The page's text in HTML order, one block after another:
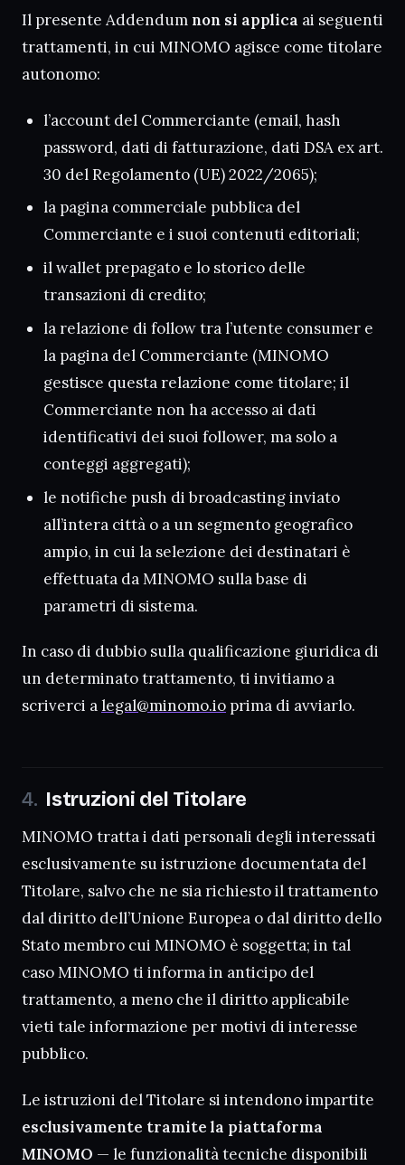
Il presente Addendum non si applica ai seguenti
trattamenti, in cui MINOMO agisce come titolare
autonomo:
l’account del Commerciante (email, hash
password, dati di fatturazione, dati DSA ex art.
30 del Regolamento (UE) 2022/2065);
la pagina commerciale pubblica del
Commerciante e i suoi contenuti editoriali;
il wallet prepagato e lo storico delle
transazioni di credito;
la relazione di follow tra l’utente consumer e
la pagina del Commerciante (MINOMO
gestisce questa relazione come titolare; il
Commerciante non ha accesso ai dati
identificativi dei suoi follower, ma solo a
conteggi aggregati);
le notifiche push di broadcasting inviato
all’intera città o a un segmento geografico
ampio, in cui la selezione dei destinatari è
effettuata da MINOMO sulla base di
parametri di sistema.
In caso di dubbio sulla qualificazione giuridica di
un determinato trattamento, ti invitiamo a
scriverci alegal@minomo.io prima di avviarlo.
Istruzioni del Titolare
MINOMO tratta i dati personali degli interessati
esclusivamente su istruzione documentata del
Titolare, salvo che ne sia richiesto il trattamento
dal diritto dell’Unione Europea o dal diritto dello
Stato membro cui MINOMO è soggetta; in tal
caso MINOMO ti informa in anticipo del
trattamento, a meno che il diritto applicabile
vieti tale informazione per motivi di interesse
pubblico.
Le istruzioni del Titolare si intendono impartite
esclusivamente tramite la piattaforma
MINOMO — le funzionalità tecniche disponibili